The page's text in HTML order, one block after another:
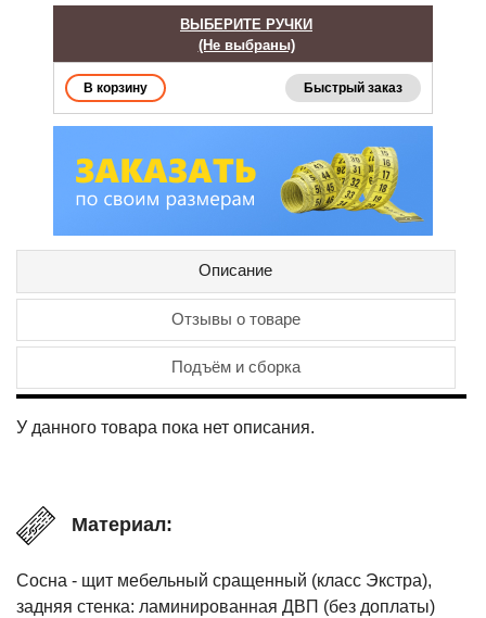
ВЫБЕРИТЕ РУЧКИ
(Не выбраны)
Быстрый заказ
Описание
Отзывы о товаре
Подъём и сборка
У данного товара пока нет описания.
Материал:
Сосна - щит мебельный сращенный (класс Экстра),
задняя стенка: ламинированная ДВП (без доплаты)